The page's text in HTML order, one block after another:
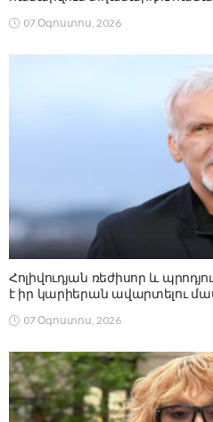
07 Օգոստոս, 2026
Հոլիվուդյան ռեժիսոր և
է իր կարիերան ավարտելու
07 Օգոստոս, 2026